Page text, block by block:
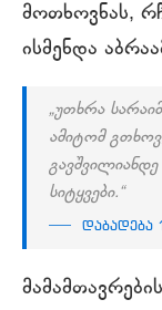
მოთხოვნას,
ისმენდა
„უთხრა
ამიტომ
გავშვილიანდე
სიტყვები.“
დაბადება